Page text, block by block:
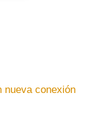
nueva conexión